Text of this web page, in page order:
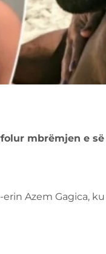
mbrëmjen e
Azem Gagica,